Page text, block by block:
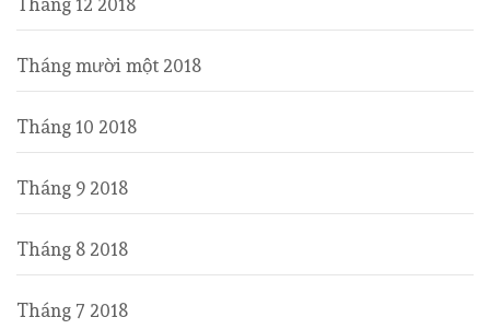
Tháng mười một 2018
Tháng 10 2018
Tháng 9 2018
Tháng 8 2018
Tháng 7 2018